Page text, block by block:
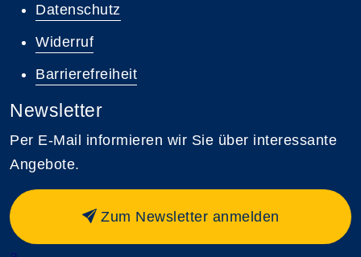
Datenschutz
Widerruf
Barrierefreiheit
Newsletter
Per E-Mail informieren wir Sie über interessante
Angebote.
Zum Newsletter anmelden